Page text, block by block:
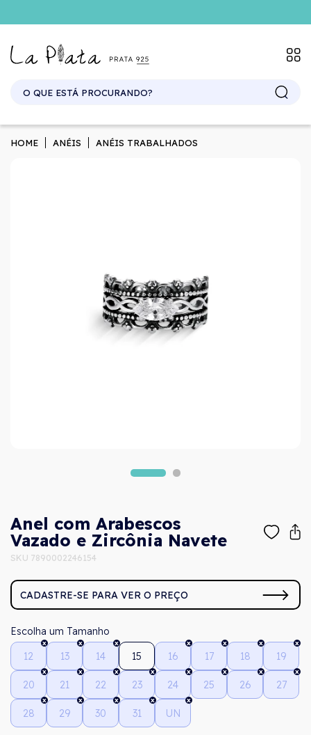
HOME ANÉIS ANÉIS TRABALHADOS
Anel com Arabescos
Vazado e Zircônia Navete
SKU 7890002246154
CADASTRE-SE PARA VER O PREÇO
Tamanho
12
13 14 15 16 17 18 19
20 21 22 23 24 25 26 27
28 29 30 31 UN